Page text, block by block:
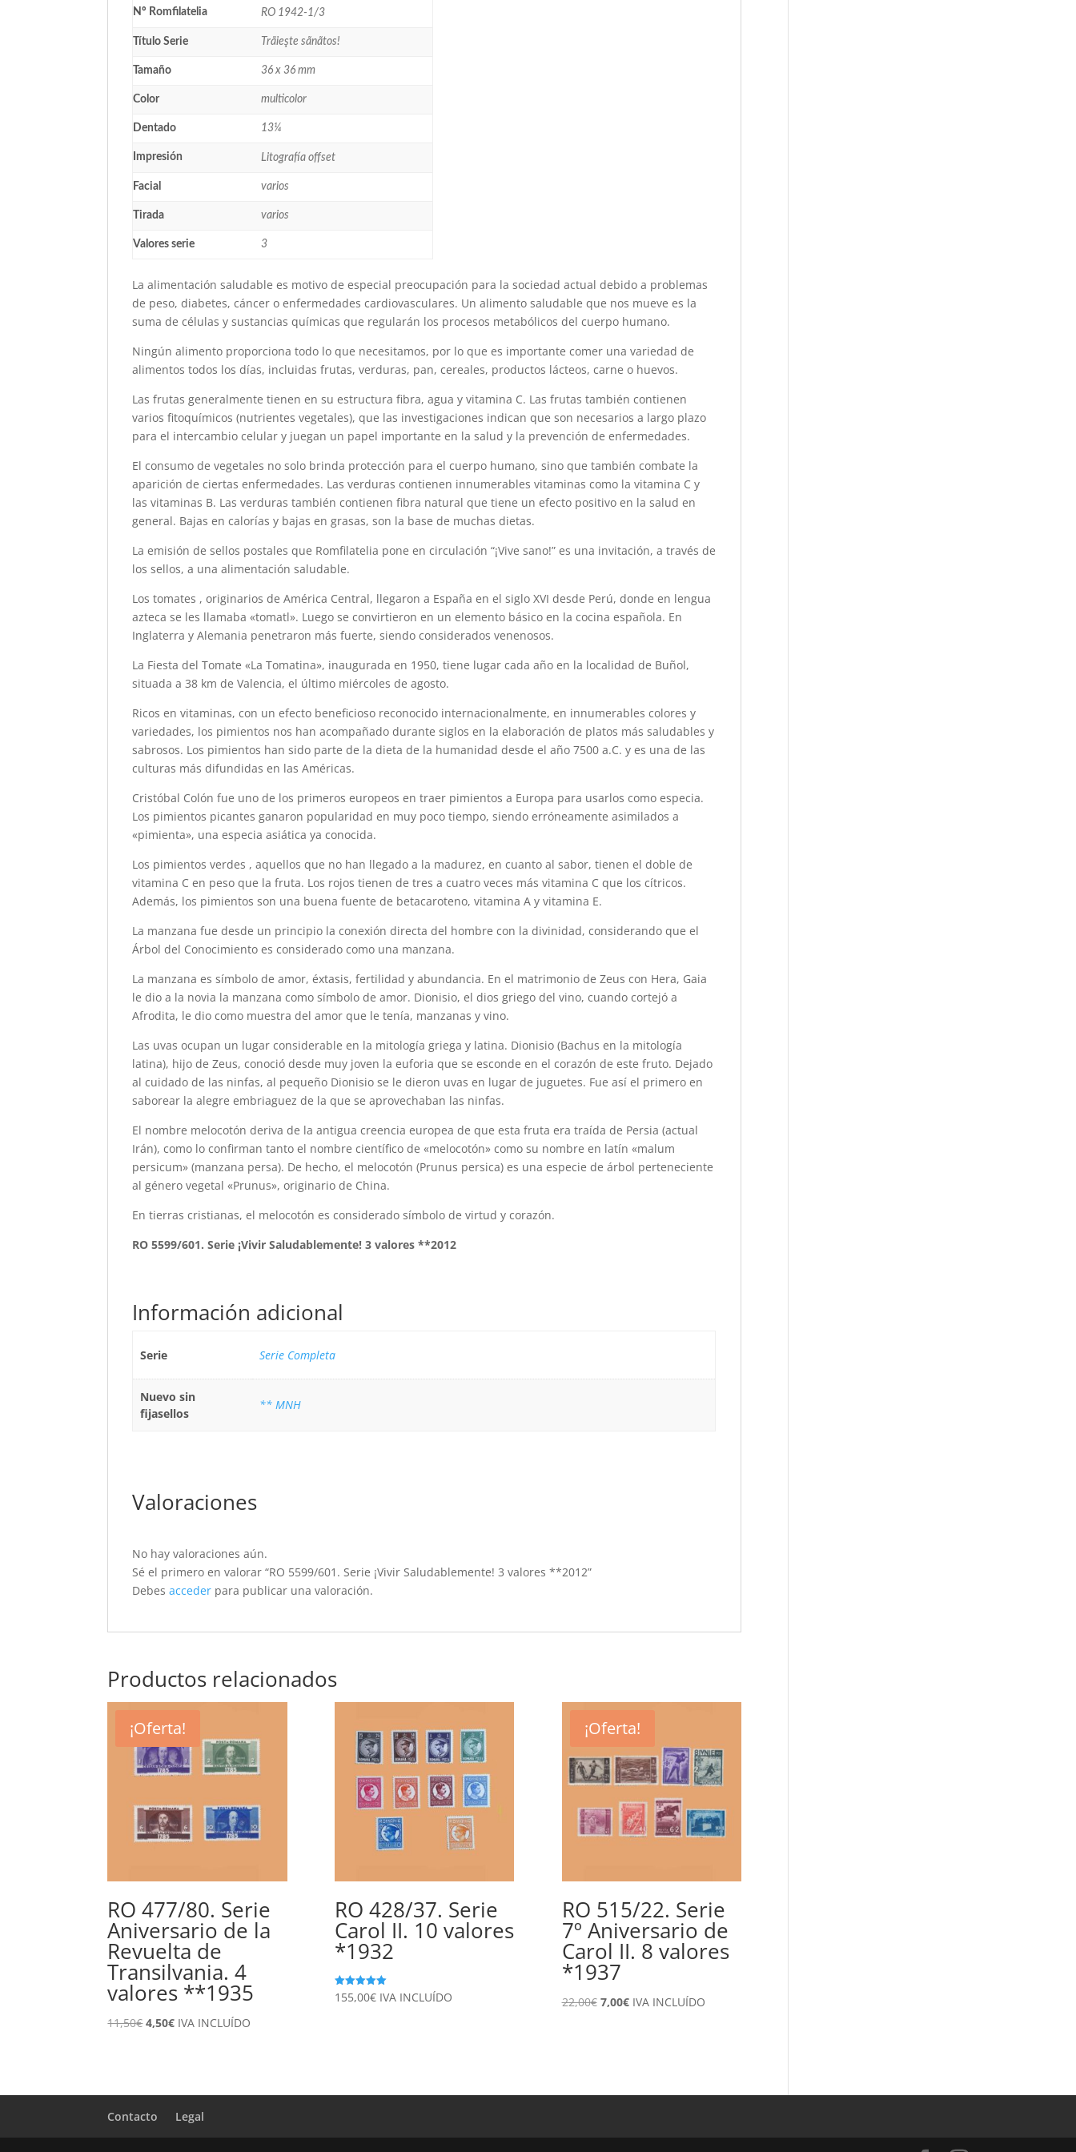
Nº Romfilatelia RO 1942-1/3
Título Serie Trãieşte sãnãtos!
Tamaño 36 x 36 mm
Color multicolor
Dentado 13¼
Impresión Litografía offset
Facial varios
Tirada varios
Valores serie 3
La alimentación saludable es motivo de especial preocupación para la sociedad actual debido a problemas
de peso, diabetes, cáncer o enfermedades cardiovasculares. Un alimento saludable que nos mueve es la
suma de células y sustancias químicas que regularán los procesos metabólicos del cuerpo humano.
Ningún alimento proporciona todo lo que necesitamos, por lo que es importante comer una variedad de
alimentos todos los días, incluidas frutas, verduras, pan, cereales, productos lácteos, carne o huevos.
Las frutas generalmente tienen en su estructura fibra, agua y vitamina C. Las frutas también contienen
varios fitoquímicos (nutrientes vegetales), que las investigaciones indican que son necesarios a largo plazo
para el intercambio celular y juegan un papel importante en la salud y la prevención de enfermedades.
El consumo de vegetales no solo brinda protección para el cuerpo humano, sino que también combate la
aparición de ciertas enfermedades. Las verduras contienen innumerables vitaminas como la vitamina C y
las vitaminas B. Las verduras también contienen fibra natural que tiene un efecto positivo en la salud en
general. Bajas en calorías y bajas en grasas, son la base de muchas dietas.
La emisión de sellos postales que Romfilatelia pone en circulación “¡Vive sano!” es una invitación, a través de
los sellos, a una alimentación saludable.
Los tomates , originarios de América Central, llegaron a España en el siglo XVI desde Perú, donde en lengua
azteca se les llamaba «tomatl». Luego se convirtieron en un elemento básico en la cocina española. En
Inglaterra y Alemania penetraron más fuerte, siendo considerados venenosos.
La Fiesta del Tomate «La Tomatina», inaugurada en 1950, tiene lugar cada año en la localidad de Buñol,
situada a 38 km de Valencia, el último miércoles de agosto.
Ricos en vitaminas, con un efecto beneficioso reconocido internacionalmente, en innumerables colores y
variedades, los pimientos nos han acompañado durante siglos en la elaboración de platos más saludables y
sabrosos. Los pimientos han sido parte de la dieta de la humanidad desde el año 7500 a.C. y es una de las
culturas más difundidas en las Américas.
Cristóbal Colón fue uno de los primeros europeos en traer pimientos a Europa para usarlos como especia.
Los pimientos picantes ganaron popularidad en muy poco tiempo, siendo erróneamente asimilados a
«pimienta», una especia asiática ya conocida.
Los pimientos verdes , aquellos que no han llegado a la madurez, en cuanto al sabor, tienen el doble de
vitamina C en peso que la fruta. Los rojos tienen de tres a cuatro veces más vitamina C que los cítricos.
Además, los pimientos son una buena fuente de betacaroteno, vitamina A y vitamina E.
La manzana fue desde un principio la conexión directa del hombre con la divinidad, considerando que el
Árbol del Conocimiento es considerado como una manzana.
La manzana es símbolo de amor, éxtasis, fertilidad y abundancia. En el matrimonio de Zeus con Hera, Gaia
le dio a la novia la manzana como símbolo de amor. Dionisio, el dios griego del vino, cuando cortejó a
Afrodita, le dio como muestra del amor que le tenía, manzanas y vino.
Las uvas ocupan un lugar considerable en la mitología griega y latina. Dionisio (Bachus en la mitología
latina), hijo de Zeus, conoció desde muy joven la euforia que se esconde en el corazón de este fruto. Dejado
al cuidado de las ninfas, al pequeño Dionisio se le dieron uvas en lugar de juguetes. Fue así el primero en
saborear la alegre embriaguez de la que se aprovechaban las ninfas.
El nombre melocotón deriva de la antigua creencia europea de que esta fruta era traída de Persia (actual
Irán), como lo confirman tanto el nombre científico de «melocotón» como su nombre en latín «malum
persicum» (manzana persa). De hecho, el melocotón (Prunus persica) es una especie de árbol perteneciente
al género vegetal «Prunus», originario de China.
En tierras cristianas, el melocotón es considerado símbolo de virtud y corazón.
RO 5599/601. Serie ¡Vivir Saludablemente! 3 valores **2012
Información adicional
Serie Serie Completa
Nuevo sin
fijasellos
** MNH
Valoraciones
No hay valoraciones aún.
Sé el primero en valorar “RO 5599/601. Serie ¡Vivir Saludablemente! 3 valores **2012”
Debesacceder para publicar una valoración.
Productos relacionados
¡Oferta!
RO 477/80. Serie
Aniversario de la
Revuelta de
Transilvania. 4
valores **1935
11,50€El
11,50€.
4,50€El
4,50€.
IVA INCLUÍDO
RO 428/37. Serie
Carol II. 10 valores
*1932
Valorado
con
155,00€ IVA INCLUÍDO
¡Oferta!
RO 515/22. Serie
7º Aniversario de
Carol II. 8 valores
*1937
22,00€ El
7,00€ElIVA INCLUÍDO
Contacto Legal